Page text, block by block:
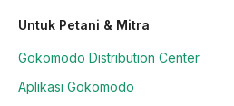
Untuk Petani & Mitra
Gokomodo Distribution Center
Aplikasi Gokomodo